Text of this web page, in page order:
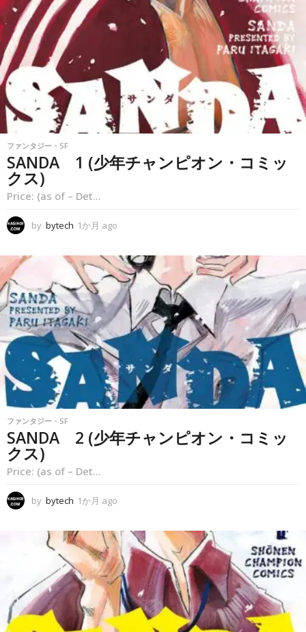
ファンタジー・SF
SANDA 1 (少年チャンピオン・コミッ
クス)
Price: (as of – Det...
by bytech 1か月 ago
a
g
o
ファンタジー・SF
SANDA 2 (少年チャンピオン・コミッ
クス)
Price: (as of – Det...
by bytech 1か月 ago
a
g
o